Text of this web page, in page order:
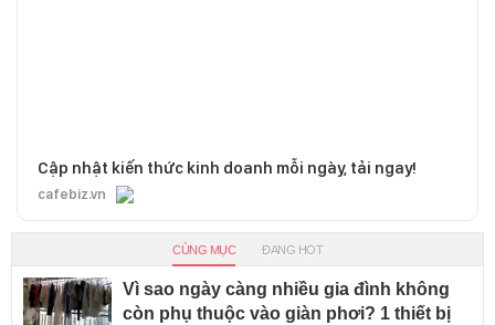
Cập nhật kiến thức kinh doanh mỗi ngày, tải ngay!
cafebiz.vn
CÙNG MỤC ĐANG HOT
Vì sao ngày càng nhiều gia đình không
còn phụ thuộc vào giàn phơi? 1 thiết bị